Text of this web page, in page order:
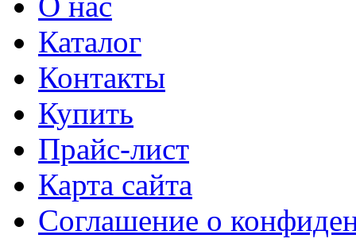
Каталог
Контакты
Купить
Прайс-лист
Карта сайта
Соглашение о